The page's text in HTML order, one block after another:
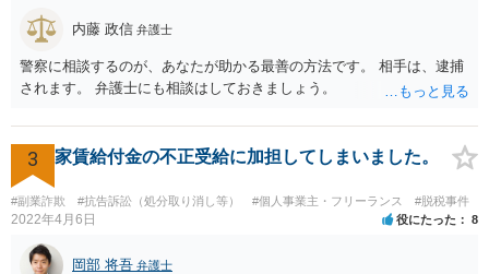
内藤 政信 弁護士
警察に相談するのが、あなたが助かる最善の方法です。 相手は、逮捕
されます。 弁護士にも相談はしておきましょう。
3 家賃給付金の不正受給に加担してしまいました。
#副業詐欺 #抗告訴訟（処分取り消し等） #個人事業主・フリーランス #脱税事件
2022年4月6日 役にたった 8
岡部 将吾 弁護士